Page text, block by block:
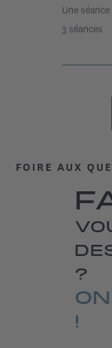
Une séance
3 séances
FOIRE AUX
?
!